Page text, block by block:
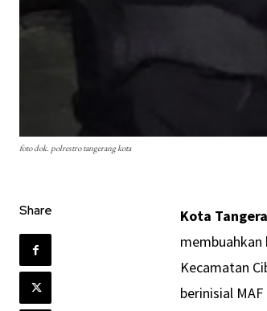
foto dok. polrestro tangerang kota
Share Kota
membuahkan
Kecamatan
berinisial